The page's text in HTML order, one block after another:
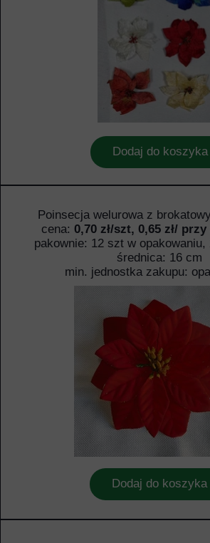
Dodaj do koszyka
Dodaj do koszyka
Poinsecja welurowa z
cena: 0,70 zł/szt, 0,65 zł/
pakownie: 12 szt w opakowaniu,
średnica: 16 cm
min. jednostka zakupu: